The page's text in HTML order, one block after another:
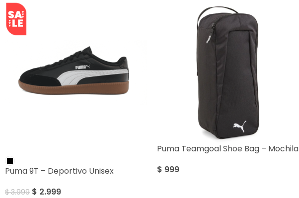
Puma 9T – Deportivo Unisex
$3.999 $ 2.999
Puma Teamgoal Shoe Bag – Mochila
$ 999